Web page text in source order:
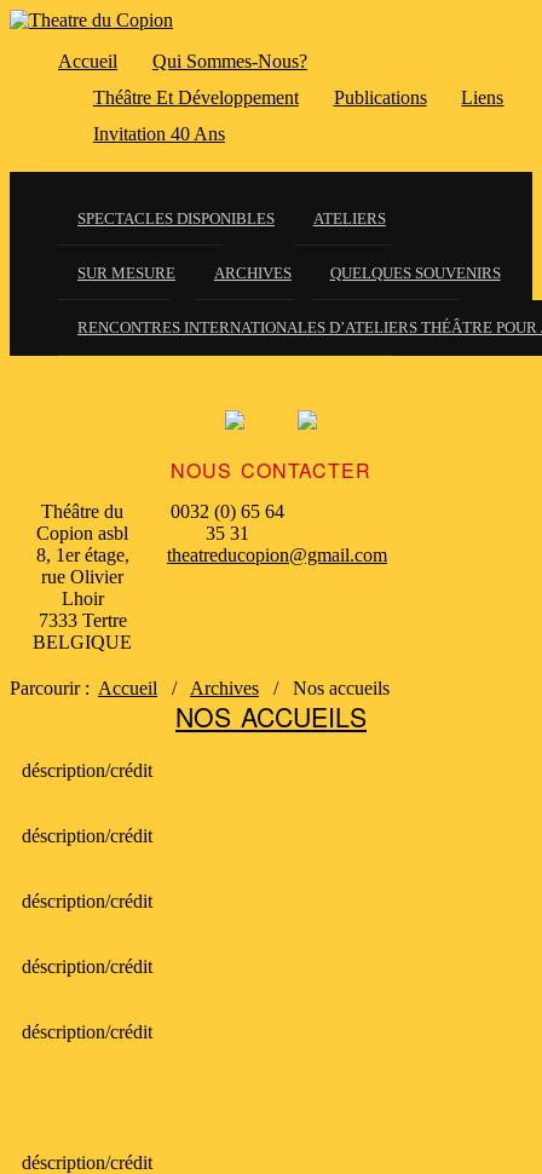
Accueil
Qui Sommes-Nous?
Théâtre Et Développement
Publications
Liens
Invitation 40 Ans
SPECTACLES DISPONIBLES ATELIERS
SUR MESURE ARCHIVES QUELQUES SOUVENIRS
RENCONTRES INTERNATIONALES D’ATELIERS THÉÂTRE POUR
NOUS CONTACTER
Théâtre du
Copion asbl
8, 1er étage,
rue Olivier
Lhoir
7333 Tertre
BELGIQUE
0032 (0) 65 64
35 31
theatreducopion@gmail.com
Parcourir : Accueil / Archives / Nos accueils
NOS ACCUEILS
déscription/crédit
déscription/crédit
déscription/crédit
déscription/crédit
déscription/crédit
déscription/crédit